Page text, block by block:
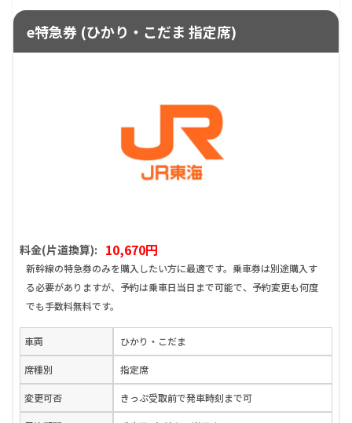
e特急券 (ひかり・こだま 指定席)
料金(片道換算): 10,670円
新幹線の特急券のみを購入したい方に最適です。乗車券は別途購入す
る必要がありますが、予約は乗車日当日まで可能で、予約変更も何度
でも手数料無料です。
車両 ひかり・こだま
席種別 指定席
変更可否 きっぷ受取前で発車時刻まで可